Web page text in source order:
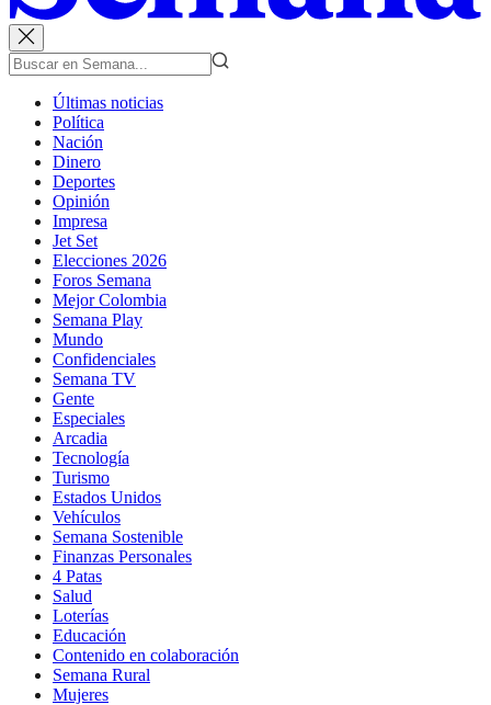
Últimas noticias
Política
Nación
Dinero
Deportes
Opinión
Impresa
Jet Set
Elecciones 2026
Foros Semana
Mejor Colombia
Semana Play
Mundo
Confidenciales
Semana TV
Gente
Especiales
Arcadia
Tecnología
Turismo
Estados Unidos
Vehículos
Semana Sostenible
Finanzas Personales
4 Patas
Salud
Loterías
Educación
Contenido en colaboración
Semana Rural
Mujeres